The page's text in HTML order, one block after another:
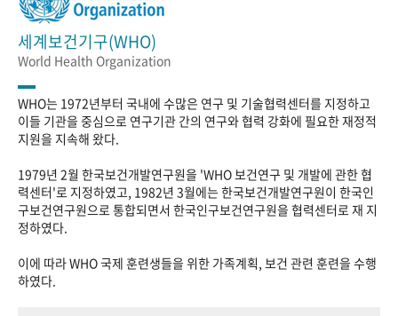
세계보건기구(WHO)
World Health Organization
WHO는 1972년부터 국내에 수많은 연구 및 기술협력센터를 지정하고
이들 기관을 중심으로 연구기관 간의 연구와 협력 강화에 필요한 재정적
지원을 지속해 왔다.
1979년 2월 한국보건개발연구원을 'WHO 보건연구 및 개발에 관한 협
력센터'로 지정하였고, 1982년 3월에는 한국보건개발연구원이 한국인
구보건연구원으로 통합되면서 한국인구보건연구원을 협력센터로 재 지
정하였다.
이에 따라 WHO 국제 훈련생들을 위한 가족계획, 보건 관련 훈련을 수행
하였다.